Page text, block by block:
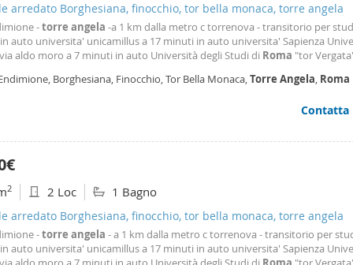
arredato Borghesiana, finocchio, tor bella monaca, torre angela
-torre angela -a 1 km dalla metro c torrenova - transitorio per
auto universita' unicamillus a 17 minuti in auto universita' Sapienza
via aldo moro a 7 minuti in auto Università degli Studi di Roma "tor
di 70 mq max 2 studenti
Borghesiana, Finocchio, Tor Bella Monaca,Torre Angela, Roma
Contatta
2 2 Loc 1 Bagno
arredato Borghesiana, finocchio, tor bella monaca, torre angela
-torre angela - a 1 km dalla metro c torrenova - transitorio per
auto universita' unicamillus a 17 minuti in auto universita' Sapienza